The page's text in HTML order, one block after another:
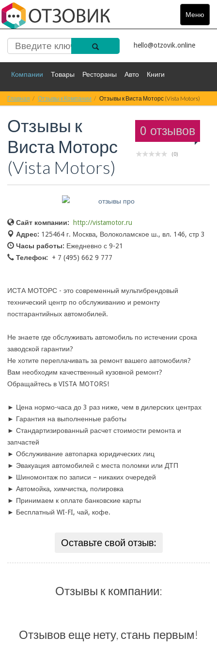
Меню
Toggle
hello@otzovik.online
Компании Товары Рестораны Авто Книги
Спорт Фильмы Деньги Путешествия
Красота Здоровье
Главная Отзывы к Компании Отзывы к Виста Моторс (Vista Motors)
0 отзывов
(0)
Отзывы к
Виста Моторс
(Vista Motors)
Сайт компании:
http://vistamotor.ru
Адрес: 125464 г. Москва, Волоколамское ш., вл. 146, стр 3
Часы работы: Ежедневно с 9-21
Телефон:
+ 7 (495) 662 9 777
ИСТА МОТОРС - это современный мультибрендовый
технический центр по обслуживанию и ремонту
постгарантийных автомобилей.
Не знаете где обслуживать автомобиль по истечении срока
заводской гарантии?
Не хотите переплачивать за ремонт вашего автомобиля?
Вам необходим качественный кузовной ремонт?
Обращайтесь в VISTA MOTORS!
► Цена нормо-часа до 3 раз ниже, чем в дилерских центрах
► Гарантия на выполненные работы
► Стандартизированный расчет стоимости ремонта и
запчастей
► Обслуживание автопарка юридических лиц
► Эвакуация автомобилей с места поломки или ДТП
► Шиномонтаж по записи – никаких очередей
► Автомойка, химчистка, полировка
► Принимаем к оплате банковские карты
► Бесплатный WI-FI, чай, кофе.
Оставьте свой отзыв:
Отзывы к компании:
Отзывов еще нету, стань первым!